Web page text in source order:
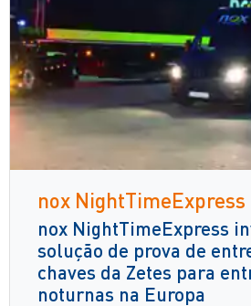
nox NightTimeExpress
nox NightTimeExpress
solução de prova de
chaves da Zetes para
noturnas na Europa